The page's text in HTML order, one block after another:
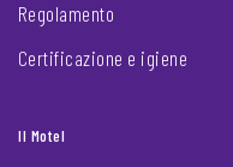
Regolamento
Certificazione e igiene
Il Motel